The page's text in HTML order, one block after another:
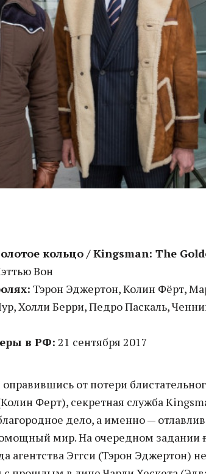
кольцо / Kingsman: The
Вон
Тэрон Эджертон, Колин Фёрт,
Холли Берри, Педро Паскаль,
в РФ: 21 сентября 2017
от потери
Ферт), секретная служба
дело, а именно —
мир. На очередном задании
агентства Эггси (Тэрон Эджертон)